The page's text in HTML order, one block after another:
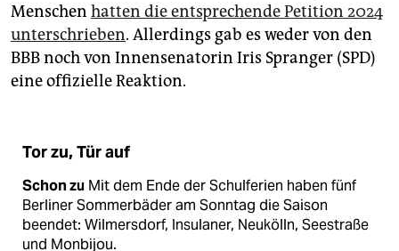
Menschen hatten die entsprechende Petition 2024
unterschrieben. Allerdings gab es weder von den
BBB noch von Innensenatorin Iris Spranger (SPD)
eine offizielle Reaktion.
Tor zu, Tür auf
Schon zu Mit dem Ende der Schulferien haben fünf
Berliner Sommerbäder am Sonntag die Saison
beendet: Wilmersdorf, Insulaner, Neukölln, Seestraße
und Monbijou.